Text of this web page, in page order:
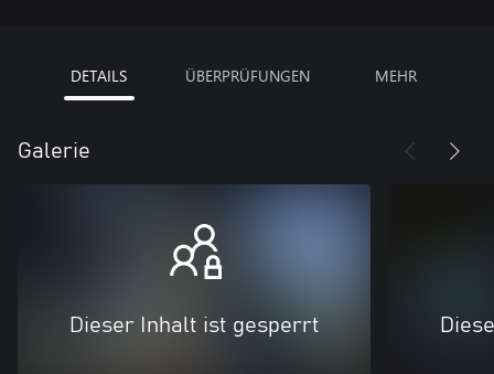
DETAILS ÜBERPRÜFUNGEN MEHR
Galerie
Dieser Inhalt ist gesperrt